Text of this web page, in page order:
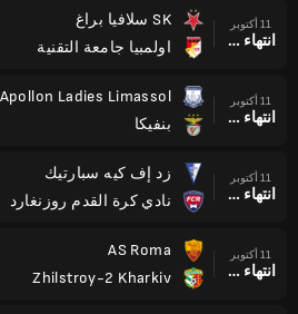
11 أكتوبر
انتهاء وقت المباراة
SK سلافيا براغ
اولمبيا جامعة التقنية
11 أكتوبر
انتهاء وقت المباراة
Apollon Ladies Limassol
بنفيكا
11 أكتوبر
انتهاء وقت المباراة
زد إف كيه سبارتيك
نادي كرة القدم روزنغارد
11 أكتوبر
انتهاء وقت المباراة
AS Roma
Zhilstroy-2 Kharkiv